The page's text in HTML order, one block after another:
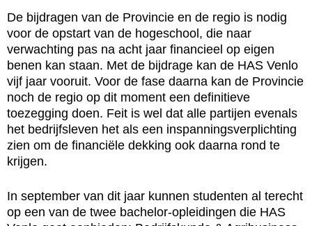
De bijdragen van de Provincie en de regio is nodig
voor de opstart van de hogeschool, die naar
verwachting pas na acht jaar financieel op eigen
benen kan staan. Met de bijdrage kan de HAS Venlo
vijf jaar vooruit. Voor de fase daarna kan de Provincie
noch de regio op dit moment een definitieve
toezegging doen. Feit is wel dat alle partijen evenals
het bedrijfsleven het als een inspanningsverplichting
zien om de financiële dekking ook daarna rond te
krijgen.
In september van dit jaar kunnen studenten al terecht
op een van de twee bachelor-opleidingen die HAS